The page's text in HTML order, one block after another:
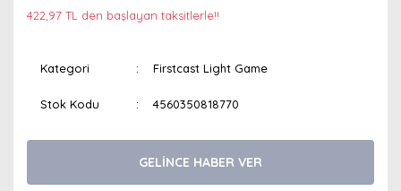
422,97 TL den başlayan taksitlerle!!
Kategori Firstcast Light Game
Stok Kodu 4560350818770
GELİNCE HABER VER